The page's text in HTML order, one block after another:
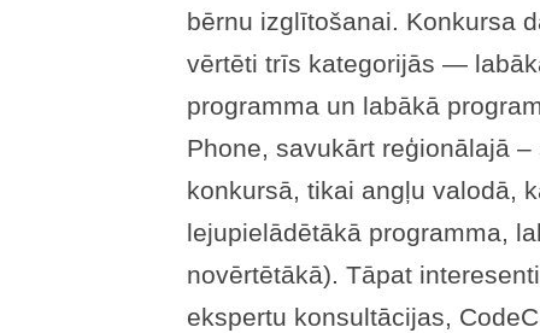
bērnu izglītošanai. Konkursa
vērtēti trīs kategorijās —
programma un labākā
Phone, savukārt reģionālajā
konkursā, tikai angļu valodā,
lejupielādētākā programma,
novērtētākā). Tāpat
ekspertu konsultācijas,